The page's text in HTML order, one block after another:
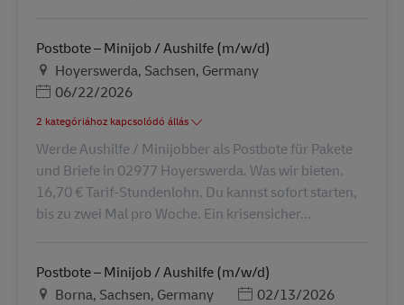
Postbote – Minijob / Aushilfe (m/w/d)
Helyszín
Hoyerswerda, Sachsen, Germany
Posted Date
06/22/2026
2 kategóriához kapcsolódó állás
Werde Aushilfe / Minijobber als Postbote für Pakete
und Briefe in 02977 Hoyerswerda. Was wir bieten.
16,70 € Tarif-Stundenlohn. Du kannst sofort starten,
bis zu zwei Mal pro Woche. Ein krisensicher...
Postbote – Minijob / Aushilfe (m/w/d)
Helyszín
Borna, Sachsen, Germany Posted Date
02/13/2026